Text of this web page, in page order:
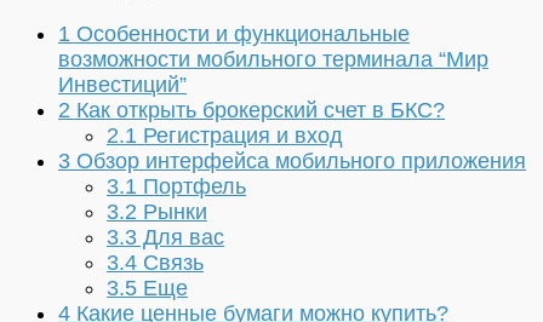
1 Особенности и функциональные
возможности мобильного терминала “Мир
Инвестиций”
2 Как открыть брокерский счет в БКС?
2.1 Регистрация и вход
3 Обзор интерфейса мобильного приложения
3.1 Портфель
3.2 Рынки
3.3 Для вас
3.4 Связь
3.5 Еще
4 Какие ценные бумаги можно купить?